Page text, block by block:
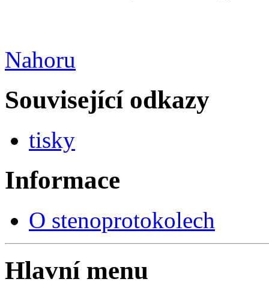
Nahoru
Související odkazy
tisky
Informace
O stenoprotokolech
Hlavní menu